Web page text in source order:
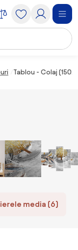
Tablou - Colaj
media (6)